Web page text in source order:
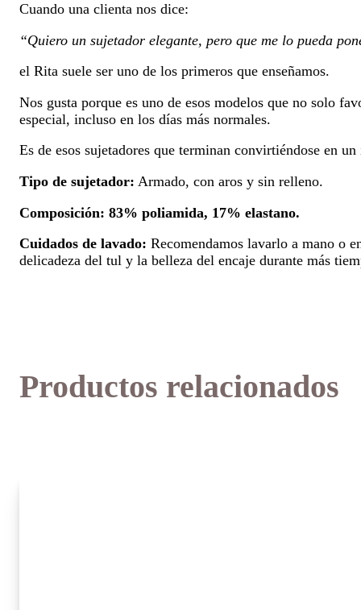
Cuando una clienta nos dice:
“Quiero un sujetador elegante, pero que me lo pueda
el Rita suele ser uno de los primeros que enseñamos.
Nos gusta porque es uno de esos modelos que no solo
especial, incluso en los días más normales.
Es de esos sujetadores que terminan convirtiéndose en
Tipo de sujetador: Armado, con aros y sin relleno.
Composición: 83% poliamida, 17% elastano.
Cuidados de lavado: Recomendamos lavarlo a mano o
delicadeza del tul y la belleza del encaje durante más
Productos relacionados